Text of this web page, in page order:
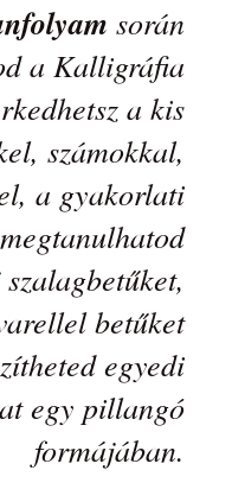
során
a Kalligráfia
a kis
számokkal,
a gyakorlati
betűket
egyedi
egy pillangó
formájában.